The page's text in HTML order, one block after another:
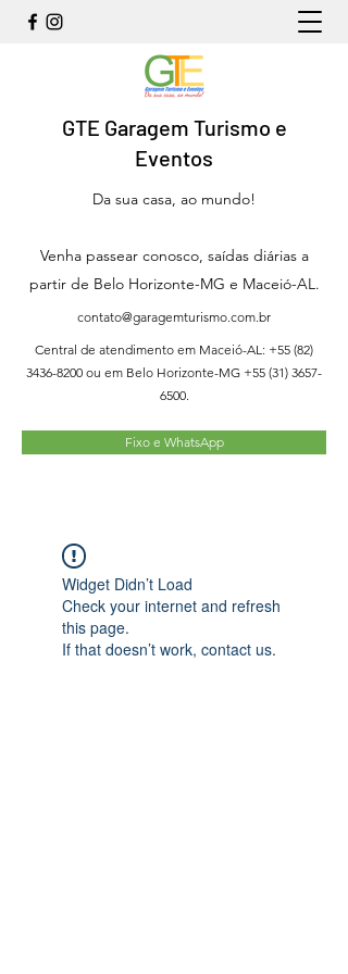
GTE Garagem Turismo e
Eventos
Da sua casa, ao mundo!
Venha passear conosco, saídas diárias a
partir de Belo Horizonte-MG e Maceió-AL.
contato@garagemturismo.com.br
Central de atendimento em Maceió-AL: +55 (82)
3436-8200 ou em Belo Horizonte-MG +55 (31) 3657-
6500.
Fixo e WhatsApp
Widget Didn’t Load
Check your internet and refresh
this page.
If that doesn’t work, contact us.